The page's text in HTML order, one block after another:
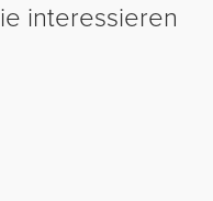
interessieren